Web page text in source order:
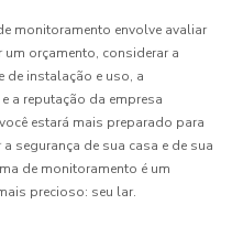
monitoramento envolve avaliar
orçamento, considerar a
instalação e uso, a
a reputação da empresa
estará mais preparado para
segurança de sua casa e de sua
de monitoramento é um
precioso: seu lar.